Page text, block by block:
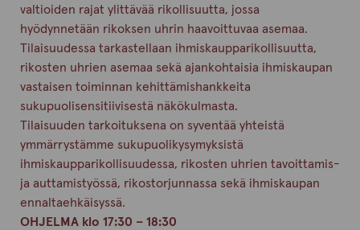
valtioiden rajat ylittävää rikollisuutta, jossa
hyödynnetään rikoksen uhrin haavoittuvaa asemaa.
Tilaisuudessa tarkastellaan ihmiskaupparikollisuutta,
rikosten uhrien asemaa sekä ajankohtaisia ihmiskaupan
vastaisen toiminnan kehittämishankkeita
sukupuolisensitiivisestä näkökulmasta.
Tilaisuuden tarkoituksena on syventää yhteistä
ymmärrystämme sukupuolikysymyksistä
ihmiskaupparikollisuudessa, rikosten uhrien tavoittamis-
ja auttamistyössä, rikostorjunnassa sekä ihmiskaupan
ennaltaehkäisyssä.
OHJELMA klo 17:30 – 18:30